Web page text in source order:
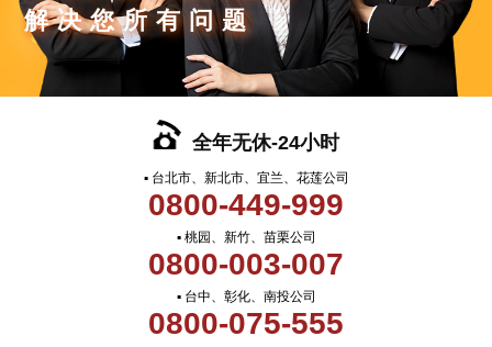
解决您所有问题
全年无休-24小时
▪ 台北市、新北市、宜兰、花莲公司
0800-449-999
▪ 桃园、新竹、苗栗公司
0800-003-007
▪ 台中、彰化、南投公司
0800-075-555